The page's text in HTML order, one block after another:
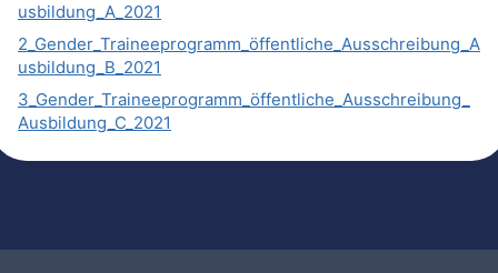
usbildung_A_2021
2_Gender_Traineeprogramm_öffentliche_Ausschreibung_A
usbildung_B_2021
3_Gender_Traineeprogramm_öffentliche_Ausschreibung_
Ausbildung_C_2021